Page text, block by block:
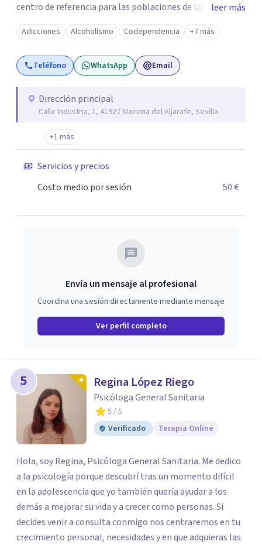
centro de referencia para las poblaciones de la comarca
del Aljarafe, Sevilla y Andalucía. Testimonio de ello son la
cantidad de familias y pacientes que confían en nuestro
equipo humano especializado, con años de experiencia en
el campo de las drogodependencias y adicciones
en la clínica de desintoxicación o el ingreso en Comunidad
Terapéutica si prefieres aislarte del exterior y protegerte
de recaídas durante el síndrome de abstinencia. También
tendrás disponible el tratamiento y terapia grupal o
nuestras consultas externas situadas en Mairena del
Aljarafe o mediante videoconferencia. O compaginar la
apoyo al tratamiento y pisos terapéuticos.
leer más
Adicciones Alcoholismo Codependencia +7 más
Teléfono WhatsApp Email
Dirección principal
Calle Industria, 1, 41927 Mairena del Aljarafe, Sevilla
+1 más
Servicios y precios
Costo medio por sesión
50 €
Envía un mensaje al profesional
Coordina una sesión directamente mediante mensaje
Ver perfil completo
5 Regina López Riego
Psicóloga General Sanitaria
5 / 5
Verificado
Terapia Online
Hola, soy Regina, Psicóloga General Sanitaria. Me dedico
a la psicología porque descubrí tras un momento difícil
en la adolescencia que yo también quería ayudar a los
demás a mejorar su vida y a crecer como personas. Si
decides venir a consulta conmigo nos centraremos en tu
crecimiento personal, necesidades y en que adquieras las